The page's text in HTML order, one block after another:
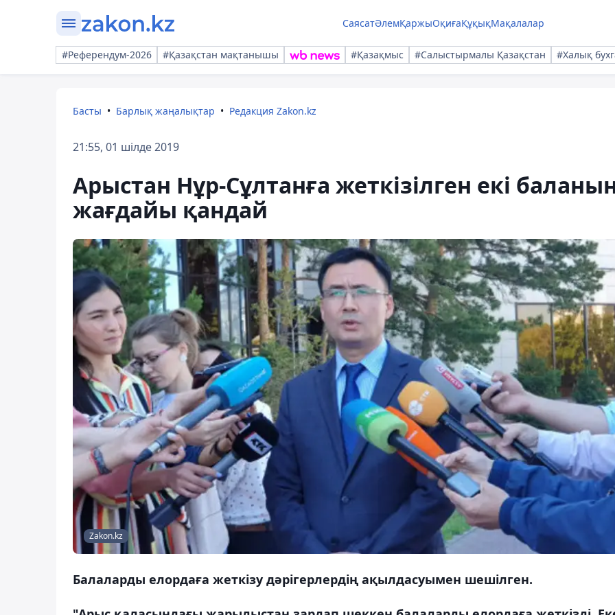
СаясатӘлемҚаржыОқиғаҚұқықМақалалар
#Референдум-2026 #Қазақстан мақтанышы #Қазақмыс #Салыстырмалы Қазақстан #Халық
Басты Барлық жаңалықтар Редакция Zakon.kz
21:55, 01 шілде 2019
Арыстан Нұр-Сұлтанға жеткізілген екі
жағдайы қандай
Zakon.kz
Балаларды елордаға жеткізу дәрігерлердің ақылдасуымен шешілген.